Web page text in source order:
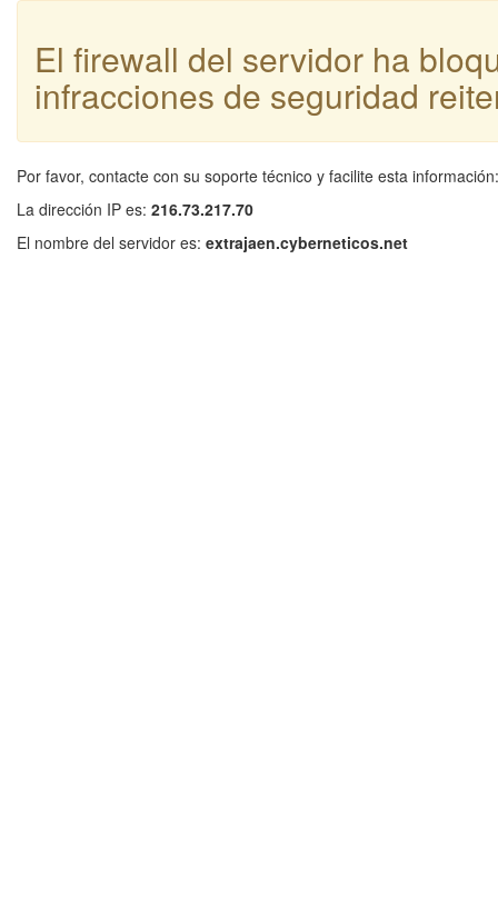
El firewall del servidor ha
infracciones de seguridad
Por favor, contacte con su soporte técnico y facilite esta información:
La dirección IP es: 216.73.217.70
El nombre del servidor es: extrajaen.cyberneticos.net